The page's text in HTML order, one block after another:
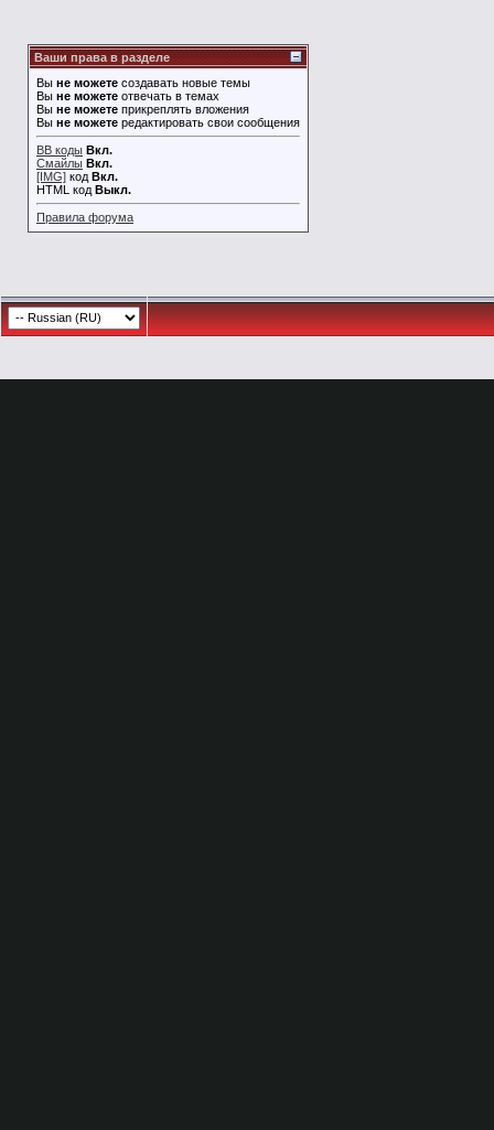
Ваши права в разделе
Вы не можете создавать новые темы
Вы не можете отвечать в темах
Вы не можете прикреплять вложения
Вы не можете редактировать свои сообщения
BB коды Вкл.
Смайлы Вкл.
[IMG] код Вкл.
HTML код Выкл.
Правила форума